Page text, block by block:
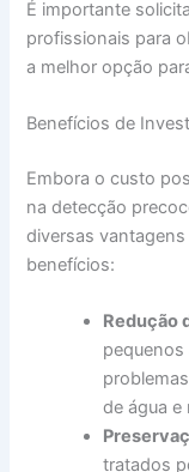
É importante
profissionais para
a melhor opção
Benefícios de
Embora o custo
na detecção
diversas
benefícios:
Redução
de água e
tratados